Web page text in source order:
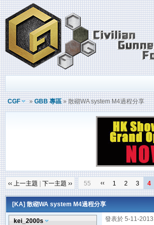
CGF »GBB 專區» 散砌WA system M4過程分享
‹‹ 上一主題 下一主題 ›› 55 ‹‹ 1 2 3 4
[KA] 散砌WA system M4過程分享
kei_2000s 發表於 5-11-